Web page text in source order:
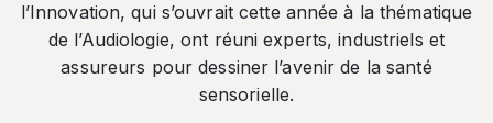
l’Innovation, qui s’ouvrait cette année à la thématique
de l’Audiologie, ont réuni experts, industriels et
assureurs pour dessiner l’avenir de la santé
sensorielle.